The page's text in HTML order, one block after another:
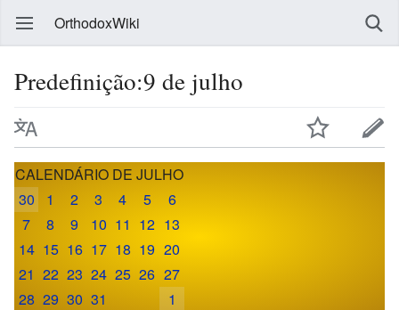
OrthodoxWiki
Predefinição:9 de julho
CALENDÁRIO DE JULHO
30
1 2 3 4 5
6
7
8 9 10 11 12 13
14 15 16 17 18 19 20
21 22 23 24 25 26 27
28 29 30 31 1